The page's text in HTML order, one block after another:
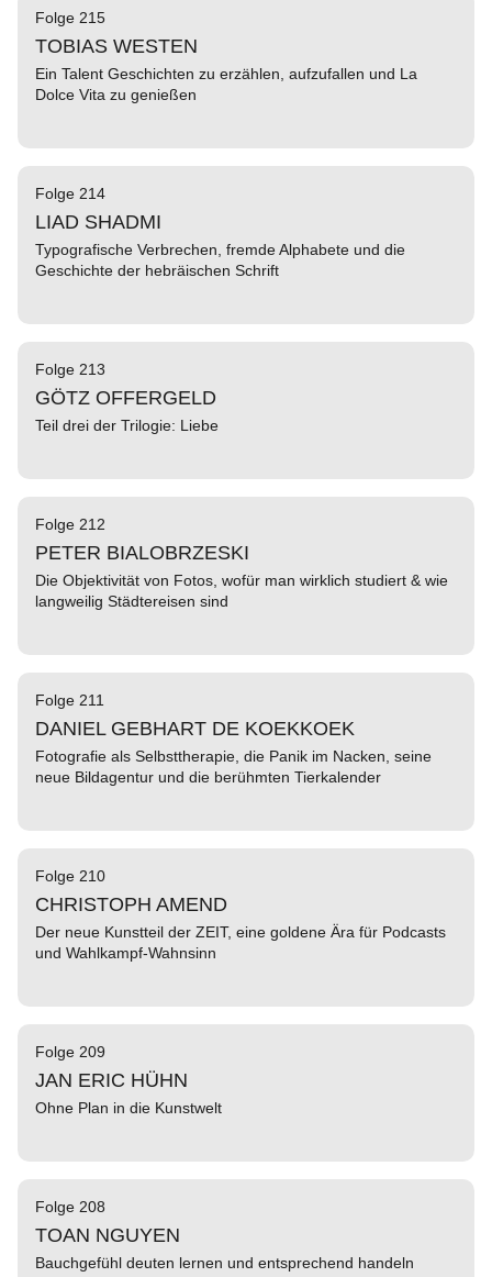
Folge 215
TOBIAS WESTEN
Ein Talent Geschichten zu erzählen, aufzufallen und La
Dolce Vita zu genießen
Folge 214
LIAD SHADMI
Typografische Verbrechen, fremde Alphabete und die
Geschichte der hebräischen Schrift
Folge 213
GÖTZ OFFERGELD
Teil drei der Trilogie: Liebe
Folge 212
PETER BIALOBRZESKI
Die Objektivität von Fotos, wofür man wirklich studiert & wie
langweilig Städtereisen sind
Folge 211
DANIEL GEBHART DE KOEKKOEK
Fotografie als Selbsttherapie, die Panik im Nacken, seine
neue Bildagentur und die berühmten Tierkalender
Folge 210
CHRISTOPH AMEND
Der neue Kunstteil der ZEIT, eine goldene Ära für Podcasts
und Wahlkampf-Wahnsinn
Folge 209
JAN ERIC HÜHN
Ohne Plan in die Kunstwelt
Folge 208
TOAN NGUYEN
Bauchgefühl deuten lernen und entsprechend handeln